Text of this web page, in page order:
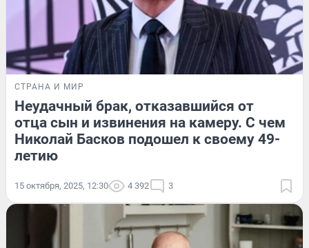
СТРАНА И МИР
Неудачный брак, отказавшийся от
отца сын и извинения на камеру. С чем
Николай Басков подошел к своему 49-
летию
15 октября, 2025, 12:30 4 392 3